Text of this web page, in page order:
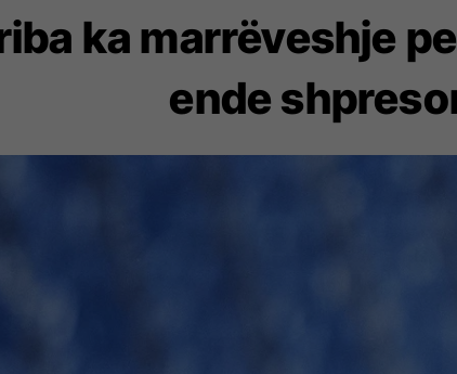
ka marrëveshje
ende